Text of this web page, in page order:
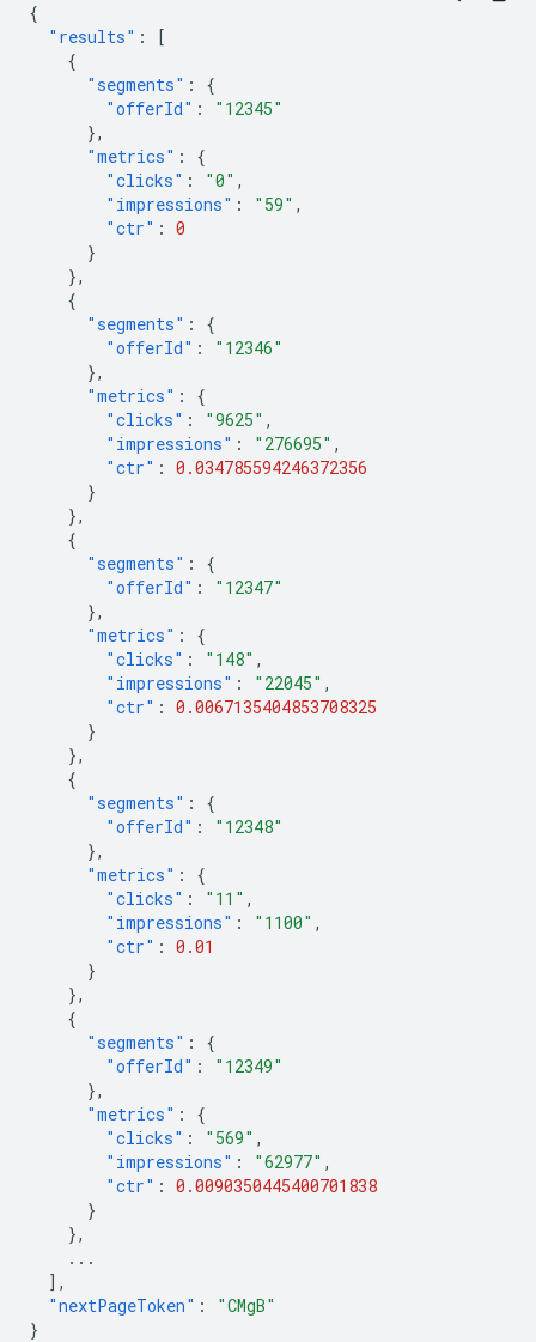
{
"results" :
[
{
"segments" :
{
"offerId" :
"12345"
},
"metrics" :
{
"clicks" : "0" ,
"impressions" : "59" ,
"ctr" : 0
}
},
{
"segments" :
{
"offerId" :
"12346"
},
"metrics" :
{
"clicks" : "9625" ,
"impressions" : "276695" ,
"ctr" : 0.034785594246372356
}
},
{
"segments" :
{
"offerId" :
"12347"
},
"metrics" :
{
"clicks" : "148" ,
"impressions" : "22045" ,
"ctr" : 0.0067135404853708325
}
},
{
"segments" :
{
"offerId" :
"12348"
},
"metrics" :
{
"clicks" : "11" ,
"impressions" : "1100" ,
"ctr" : 0.01
}
},
{
"segments" :
{
"offerId" :
"12349"
},
"metrics" :
{
"clicks" : "569" ,
"impressions" : "62977" ,
"ctr" : 0.0090350445400701838
}
},
...
],
"nextPageToken" :
"CMgB"
}